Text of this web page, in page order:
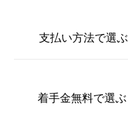
支払い方法で選ぶ
着手金無料で選ぶ